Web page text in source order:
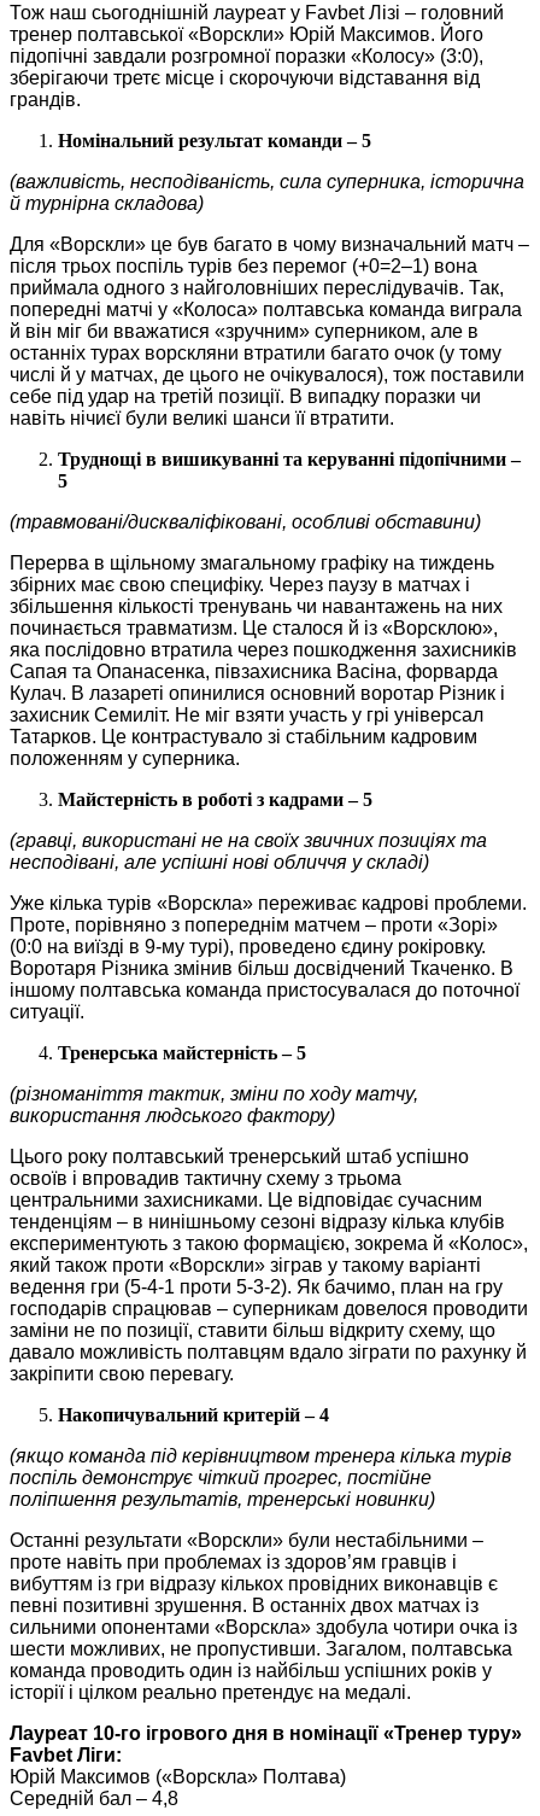
Тож наш сьогоднішній лауреат у Favbet Лізі – головний
тренер полтавської «Ворскли» Юрій Максимов. Його
підопічні завдали розгромної поразки «Колосу» (3:0),
зберігаючи третє місце і скорочуючи відставання від
грандів.
Номінальний результат команди – 5
(важливість, несподіваність, сила суперника, історична
й турнірна складова)
Для «Ворскли» це був багато в чому визначальний матч –
після трьох поспіль турів без перемог (+0=2–1) вона
приймала одного з найголовніших переслідувачів. Так,
попередні матчі у «Колоса» полтавська команда виграла
й він міг би вважатися «зручним» суперником, але в
останніх турах ворскляни втратили багато очок (у тому
числі й у матчах, де цього не очікувалося), тож поставили
себе під удар на третій позиції. В випадку поразки чи
навіть нічиєї були великі шанси її втратити.
Труднощі в вишикуванні та керуванні підопічними –
5
(травмовані/дискваліфіковані, особливі обставини)
Перерва в щільному змагальному графіку на тиждень
збірних має свою специфіку. Через паузу в матчах і
збільшення кількості тренувань чи навантажень на них
починається травматизм. Це сталося й із «Ворсклою»,
яка послідовно втратила через пошкодження захисників
Сапая та Опанасенка, півзахисника Васіна, форварда
Кулач. В лазареті опинилися основний воротар Різник і
захисник Семиліт. Не міг взяти участь у грі універсал
Татарков. Це контрастувало зі стабільним кадровим
положенням у суперника.
Майстерність в роботі з кадрами – 5
(гравці, використані не на своїх звичних позиціях та
несподівані, але успішні нові обличчя у складі)
Уже кілька турів «Ворскла» переживає кадрові проблеми.
Проте, порівняно з попереднім матчем – проти «Зорі»
(0:0 на виїзді в 9-му турі), проведено єдину рокіровку.
Воротаря Різника змінив більш досвідчений Ткаченко. В
іншому полтавська команда пристосувалася до поточної
ситуації.
Тренерська майстерність – 5
(різноманіття тактик, зміни по ходу матчу,
використання людського фактору)
Цього року полтавський тренерський штаб успішно
освоїв і впровадив тактичну схему з трьома
центральними захисниками. Це відповідає сучасним
тенденціям – в нинішньому сезоні відразу кілька клубів
експериментують з такою формацією, зокрема й «Колос»,
який також проти «Ворскли» зіграв у такому варіанті
ведення гри (5-4-1 проти 5-3-2). Як бачимо, план на гру
господарів спрацював – суперникам довелося проводити
заміни не по позиції, ставити більш відкриту схему, що
давало можливість полтавцям вдало зіграти по рахунку й
закріпити свою перевагу.
Накопичувальний критерій – 4
(якщо команда під керівництвом тренера кілька турів
поспіль демонструє чіткий прогрес, постійне
поліпшення результатів, тренерські новинки)
Останні результати «Ворскли» були нестабільними –
проте навіть при проблемах із здоров’ям гравців і
вибуттям із гри відразу кількох провідних виконавців є
певні позитивні зрушення. В останніх двох матчах із
сильними опонентами «Ворскла» здобула чотири очка із
шести можливих, не пропустивши. Загалом, полтавська
команда проводить один із найбільш успішних років у
історії і цілком реально претендує на медалі.
Лауреат 10-го ігрового дня в номінації «Тренер туру»
Favbet Ліги:
Юрій Максимов («Ворскла» Полтава)
Середній бал – 4,8